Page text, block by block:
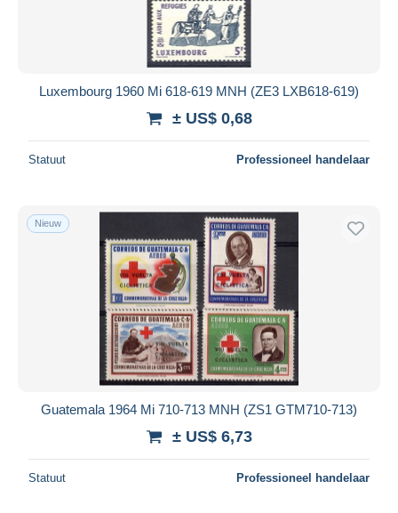
Luxembourg 1960 Mi 618-619 MNH (ZE3 LXB618-619)
± US$ 0,68
Statuut Professioneel handelaar
Nieuw
Guatemala 1964 Mi 710-713 MNH (ZS1 GTM710-713)
± US$ 6,73
Statuut Professioneel handelaar